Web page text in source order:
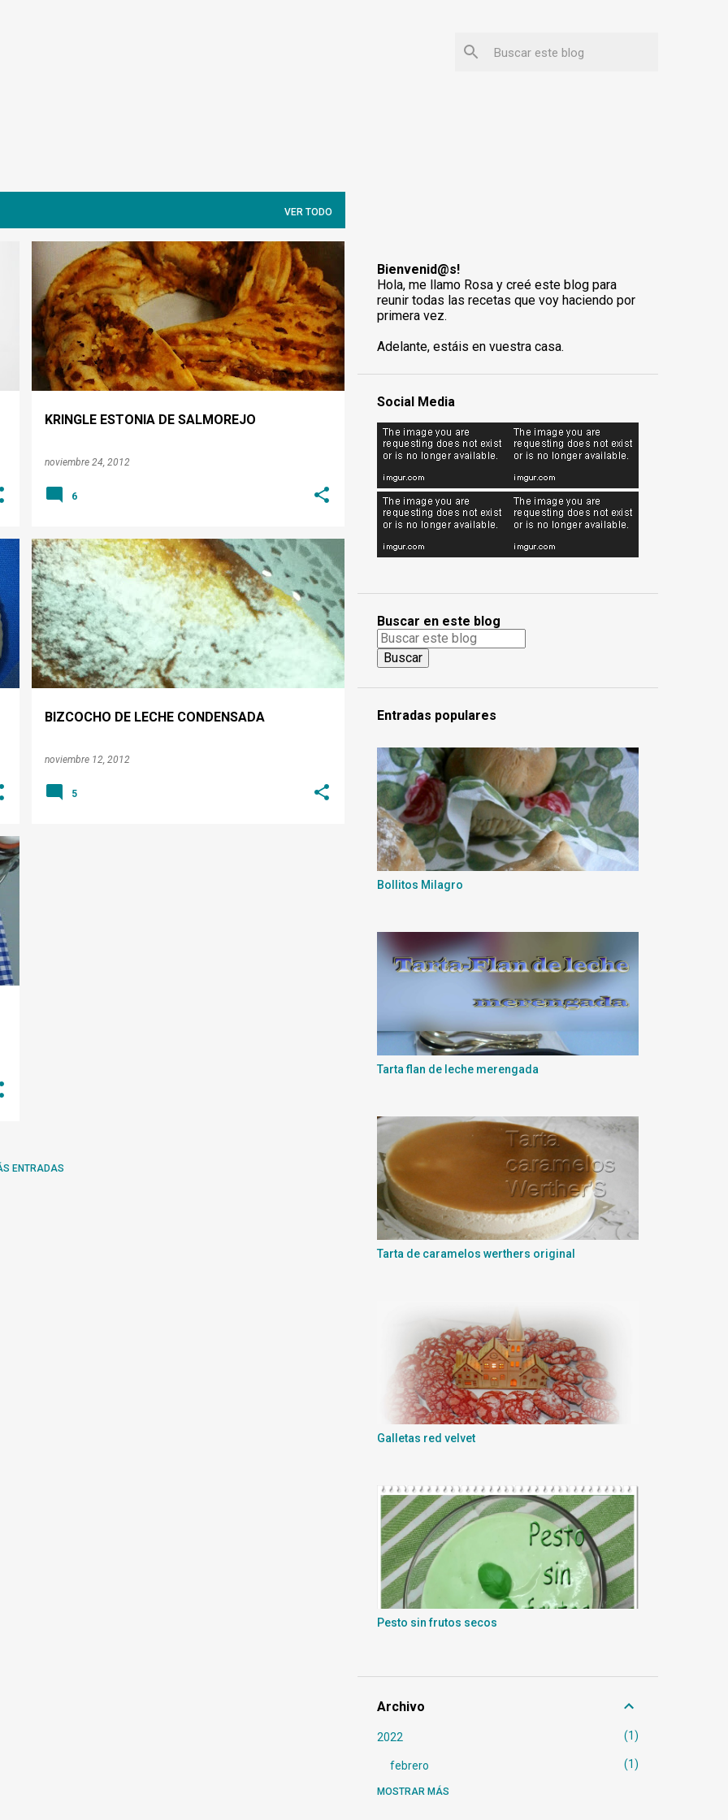
VER TODO
KRINGLE ESTONIA DE SALMOREJO
noviembre 24, 2012
KRINGLE ESTONIA
6
BIZCOCHO DE LECHE CONDENSADA
noviembre 12, 2012
BIZCOCHOS
5
ENTRADAS
Bienvenid@s!
Hola, me llamo Rosa y creé este blog para
reunir todas las recetas que voy haciendo por
primera vez.
Adelante, estáis en vuestra casa.
Social Media
Buscar en este blog
Entradas populares
Bollitos Milagro
Tarta flan de leche merengada
Tarta de caramelos werthers original
Galletas red velvet
Pesto sin frutos secos
Archivo
2022 1
febrero 1
2021
MOSTRAR MÁS